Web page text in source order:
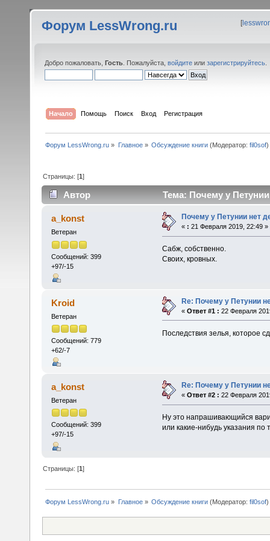
Форум LessWrong.ru [
Добро пожаловать, Гость . Пожалуйста, войдите или зарегистрируйтесь
Начало Помощь Поиск Вход Регистрация
Форум LessWrong.ru » Главное» Обсуждение книги(Модератор: fil0sof)
Страницы: [1]
Автор Тема: Почему у
a_konst
Ветеран
Сообщений: 399
+97/-15
Почему у Петунии нет
« : 21 Февраля 2019, 22:49 »
Сабж, собственно.
Своих, кровных.
Kroid
Ветеран
Сообщений: 779
+62/-7
Re: Почему у Петунии
« Ответ #1 : 22 Февраля
Последствия зелья, которое
a_konst
Ветеран
Сообщений: 399
+97/-15
Re: Почему у Петунии
« Ответ #2 : 22 Февраля
Ну это напрашивающийся
или какие-нибудь указания по
Страницы: [1]
Форум LessWrong.ru » Главное» Обсуждение книги(Модератор: fil0sof)